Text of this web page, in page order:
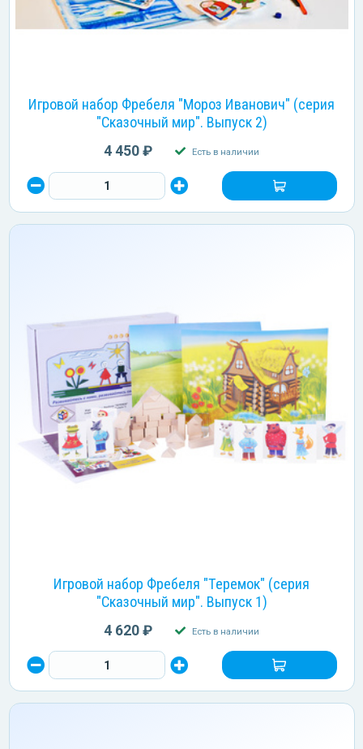
Игровой набор Фребеля "Мороз Иванович" (серия
"Сказочный мир". Выпуск 2)
4 450 ₽ Есть в наличии
Игровой набор Фребеля "Теремок" (серия
"Сказочный мир". Выпуск 1)
4 620 ₽ Есть в наличии